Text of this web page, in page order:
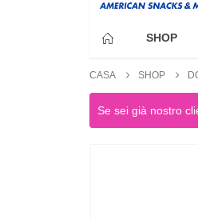
SHOP
CASA SHOP
Se sei già nostro